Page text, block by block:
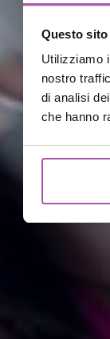
Questo
Utilizziamo
nostro
di analisi
che hanno